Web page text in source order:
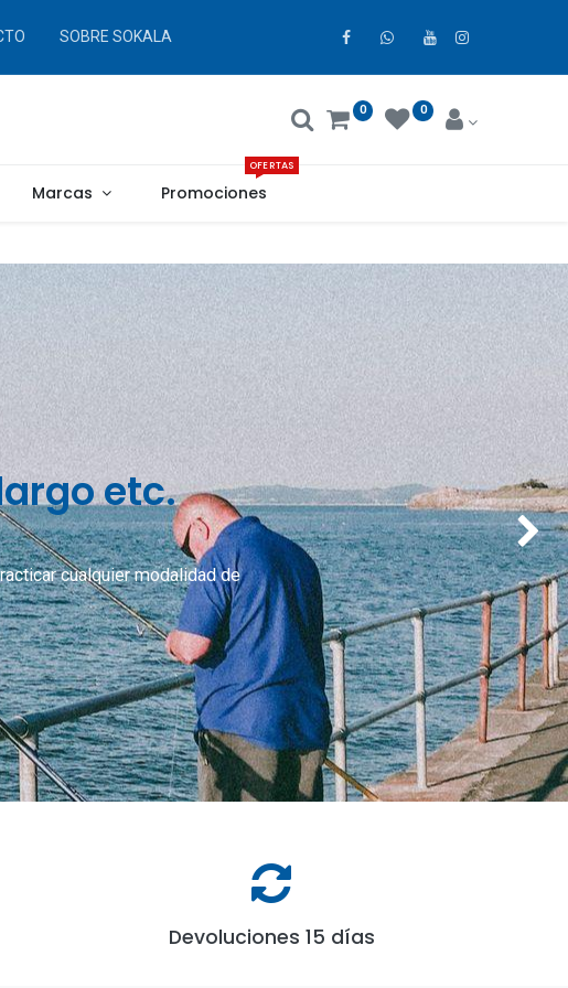
SOBRE SOKALA
0 0
Marcas Promociones
OFERTAS
etc.
cualquier modalidad de
Devoluciones 15 días